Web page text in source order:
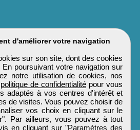
d'améliorer votre navigation
sur son site, dont des cookies
poursuivant votre navigation sur
notre utilisation de cookies, nos
politique de confidentialité pour vous
adaptés à vos centres d'intérêt et
de visites. Vous pouvez choisir de
vos choix en cliquant sur le
Par ailleurs, vous pouvez à tout
en cliquant sur "Paramètres des